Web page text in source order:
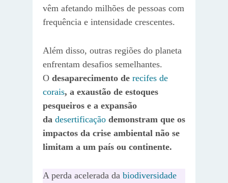
vêm afetando milhões de pessoas com
frequência e intensidade crescentes.
Além disso, outras regiões do planeta
enfrentam desafios semelhantes.
O desaparecimento de recifes de
corais, a exaustão de estoques
pesqueiros e a expansão
da desertificação demonstram que os
impactos da crise ambiental não se
limitam a um país ou continente.
A perda acelerada da biodiversidade